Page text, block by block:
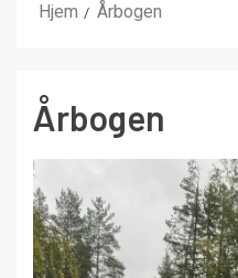
Hjem Årbogen
Årbogen